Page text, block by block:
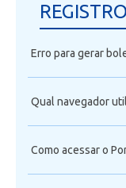
Erro para gerar
Qual navegador
Como acessar o